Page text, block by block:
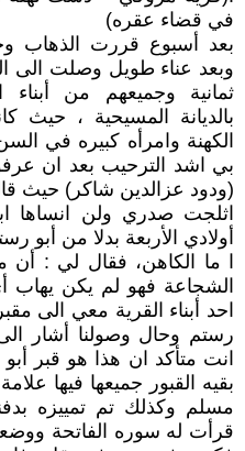
في قضاء عقره)
بعد أسبوع قررت الذهاب
وبعد عناء طويل وصلت الى
ثمانية وجميعهم من أبناء
بالديانة المسيحية ، حيث
الكهنة وامرأه كبيره في
بي اشد الترحيب بعد ان
(ودود عزالدين شاكر) حيث
اثلجت صدري ولن انساها
أولادي الأربعة بدلا من أبو
ا ما الكاهن، فقال لي :
الشجاعة فهو لم يكن يهاب
احد أبناء القرية معي الى
رستم وحال وصولنا أشار
انت متأكد ان هذا هو قبر
بقيه القبور جميعها فيها
مسلم وكذلك تم تمييزه
قرأت له سوره الفاتحة